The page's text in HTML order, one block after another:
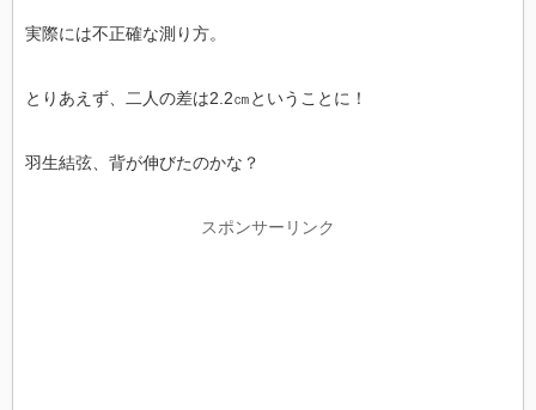
実際には不正確な測り方。
とりあえず、二人の差は2.2㎝ということに！
羽生結弦、背が伸びたのかな？
スポンサーリンク